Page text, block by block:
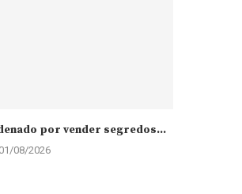
por vender segredos...
01/08/2026